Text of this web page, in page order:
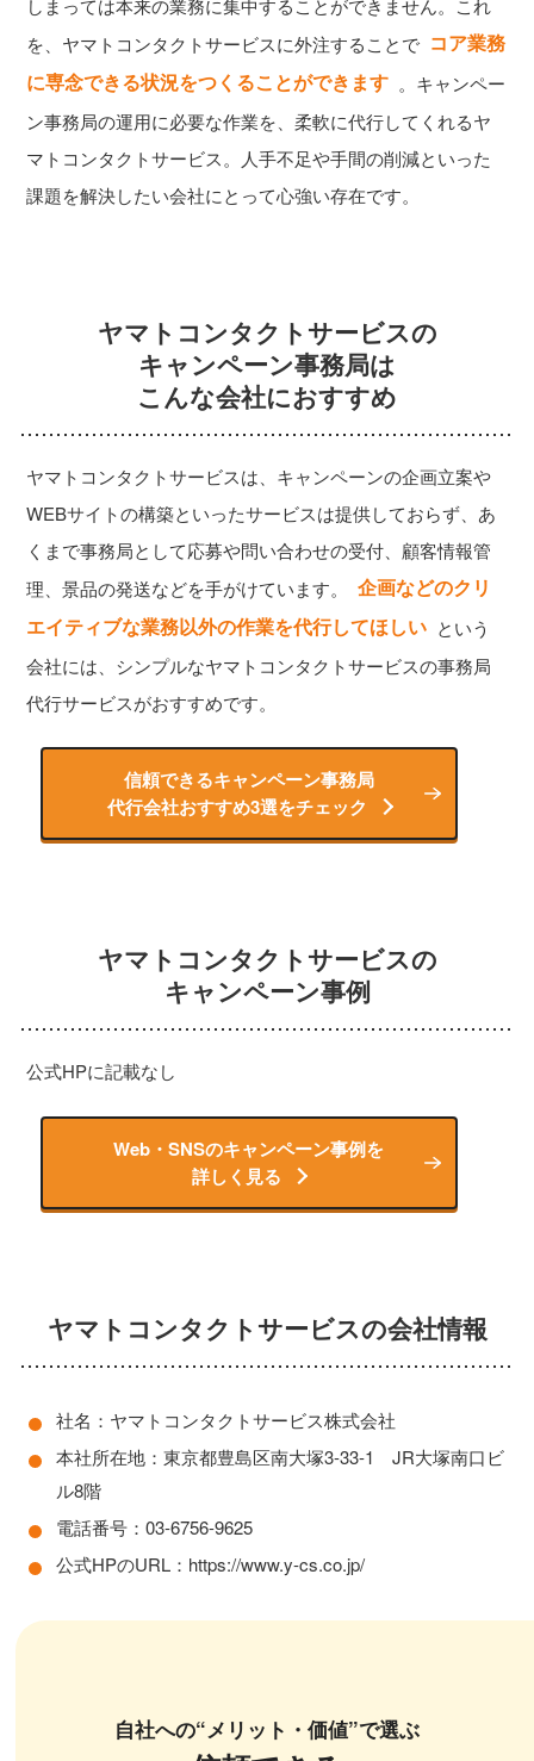
を、ヤマトコンタクトサービスに外注することで コア業務
に専念できる状況をつくることができます 。キャンペー
ン事務局の運用に必要な作業を、柔軟に代行してくれるヤ
マトコンタクトサービス。人手不足や手間の削減といった
課題を解決したい会社にとって心強い存在です。
ヤマトコンタクトサービスの
キャンペーン事務局は
こんな会社におすすめ
ヤマトコンタクトサービスは、キャンペーンの企画立案や
WEBサイトの構築といったサービスは提供しておらず、あ
くまで事務局として応募や問い合わせの受付、顧客情報管
理、景品の発送などを手がけています。
企画などのクリ
エイティブな業務以外の作業を代行してほしい という
会社には、シンプルなヤマトコンタクトサービスの事務局
代行サービスがおすすめです。
信頼できるキャンペーン事務局
代行会社おすすめ3選をチェック
ヤマトコンタクトサービスの
キャンペーン事例
公式HPに記載なし
Web・SNSのキャンペーン事例を
詳しく見る
ヤマトコンタクトサービスの会社情報
社名：ヤマトコンタクトサービス株式会社
本社所在地：東京都豊島区南大塚3-33-1 JR大塚南口ビ
ル8階
電話番号：03-6756-9625
公式HPのURL：https://www.y-cs.co.jp/
自社への“メリット・価値”で選ぶ